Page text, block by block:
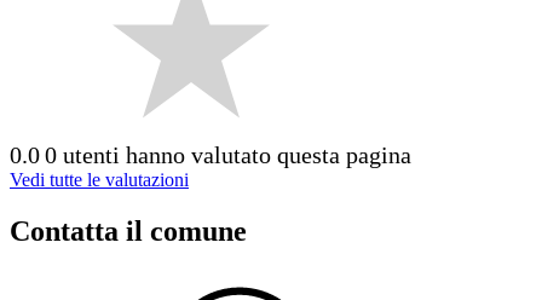
0.00 utenti hanno valutato questa pagina
Vedi tutte le valutazioni
Contatta il comune